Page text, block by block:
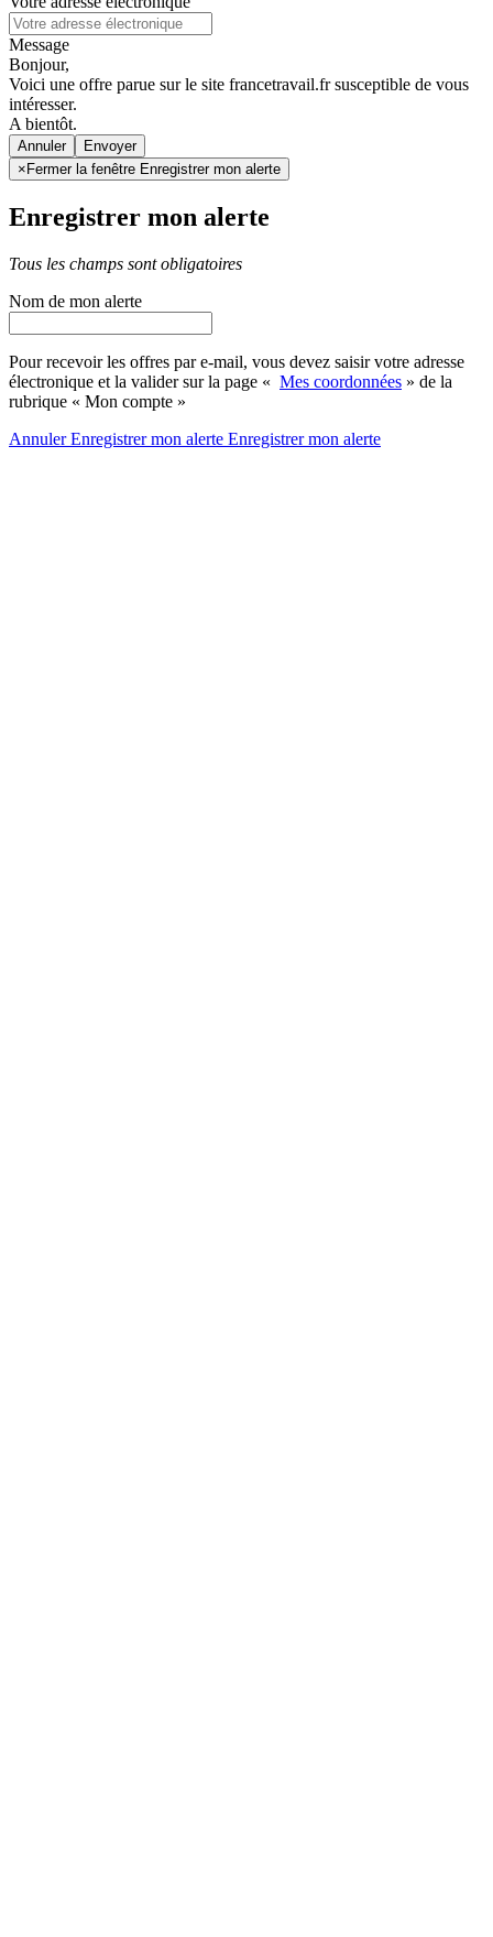
Message
Bonjour,
Voici une offre parue sur le site francetravail.fr susceptible de vous
intéresser.
A bientôt.
Annuler
× Fermer la fenêtre Enregistrer mon alerte
Enregistrer mon alerte
Tous les champs sont obligatoires
Nom de mon alerte
Pour recevoir les offres par e-mail, vous devez saisir votre adresse
électronique et la valider sur la page « Mes coordonnées » de la
rubrique « Mon compte »
AnnulerEnregistrer mon alerte Enregistrermon alerte